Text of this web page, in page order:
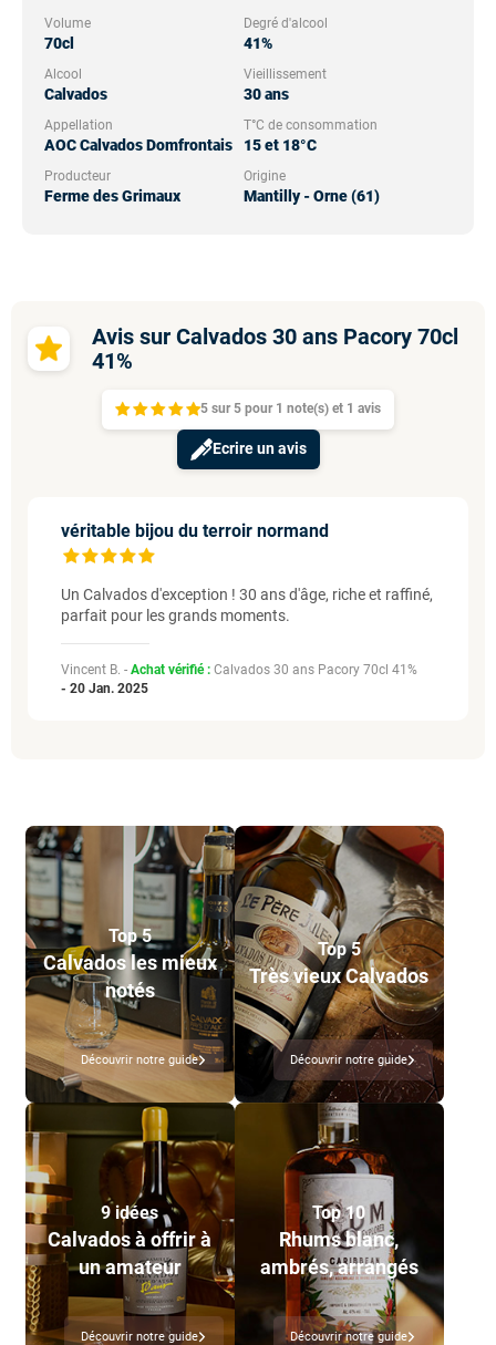
Volume
70cl
Degré d'alcool
41%
Alcool
Calvados
Vieillissement
30 ans
Appellation
AOC Calvados Domfrontais
T°C de consommation
15 et 18°C
Producteur
Ferme des Grimaux
Origine
Mantilly - Orne (61)
Avis sur Calvados 30 ans Pacory 70cl
41%
5 sur 5 pour 1 note(s) et 1 avis
Ecrire un avis
véritable bijou du terroir normand
Un Calvados d'exception ! 30 ans d'âge, riche et raffiné,
parfait pour les grands moments.
Vincent B. - Achat vérifié : Calvados 30 ans Pacory 70cl 41%
- 20 Jan. 2025
Top 5
Calvados les mieux
notés
Découvrir notre guide
Top 5
Très vieux Calvados
Découvrir notre guide
9 idées
Calvados à offrir à
un amateur
Découvrir notre guide
Top 10
Rhums blanc,
ambrés, arrangés
Découvrir notre guide